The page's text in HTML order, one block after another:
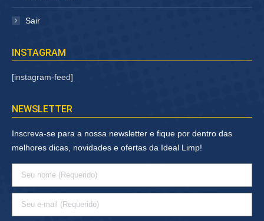
Sair
INSTAGRAM
[instagram-feed]
NEWSLETTER
Inscreva-se para a nossa newsletter e fique por dentro das
melhores dicas, novidades e ofertas da Ideal Limp!